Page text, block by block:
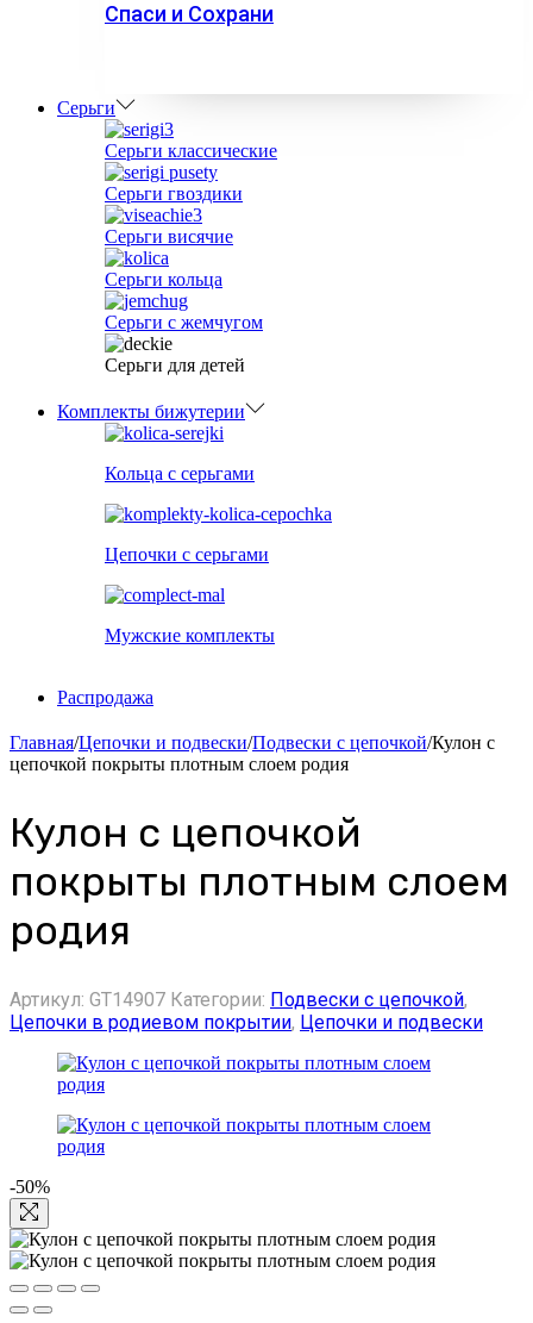
Спаси и Сохрани
Серьги
Серьги классические
Серьги гвоздики
Серьги висячие
Серьги кольца
Серьги с жемчугом
Серьги для детей
Комплекты бижутерии
Кольца с серьгами
Цепочки с серьгами
Мужские комплекты
Распродажа
Главная/Цепочки и подвески/Подвески с цепочкой/Кулон с
цепочкой покрыты плотным слоем родия
Кулон с цепочкой
покрыты плотным слоем
родия
Артикул: GT14907 Категории: Подвески с цепочкой,
Цепочки в родиевом покрытии, Цепочки и подвески
-50%